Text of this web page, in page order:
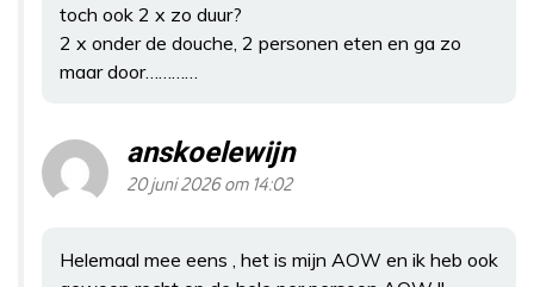
toch ook 2 x zo duur?
2 x onder de douche, 2 personen eten en ga zo
maar door…………
anskoelewijn
20 juni 2026 om 14:02
Helemaal mee eens , het is mijn AOW en ik heb ook